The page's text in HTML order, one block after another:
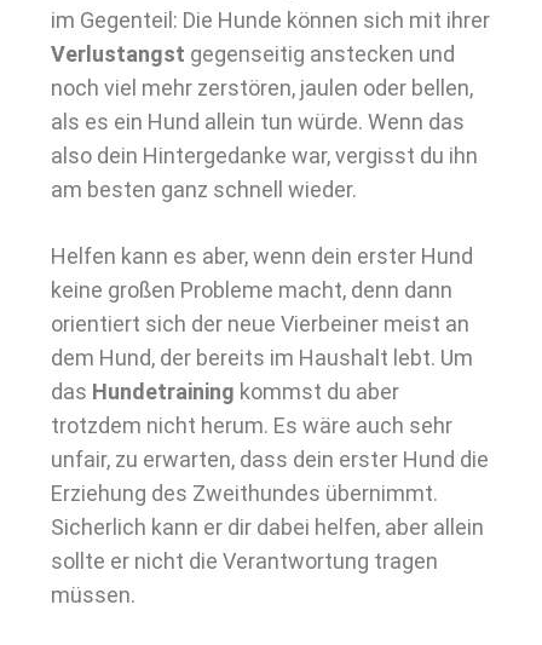
im Gegenteil: Die Hunde können sich mit ihrer
Verlustangst gegenseitig anstecken und
noch viel mehr zerstören, jaulen oder bellen,
als es ein Hund allein tun würde. Wenn das
also dein Hintergedanke war, vergisst du ihn
am besten ganz schnell wieder.
Helfen kann es aber, wenn dein erster Hund
keine großen Probleme macht, denn dann
orientiert sich der neue Vierbeiner meist an
dem Hund, der bereits im Haushalt lebt. Um
das Hundetraining kommst du aber
trotzdem nicht herum. Es wäre auch sehr
unfair, zu erwarten, dass dein erster Hund die
Erziehung des Zweithundes übernimmt.
Sicherlich kann er dir dabei helfen, aber allein
sollte er nicht die Verantwortung tragen
müssen.